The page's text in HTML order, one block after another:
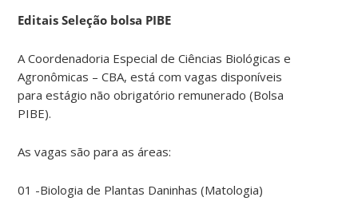
Editais Seleção bolsa PIBE
A Coordenadoria Especial de Ciências Biológicas e
Agronômicas – CBA, está com vagas disponíveis
para estágio não obrigatório remunerado (Bolsa
PIBE).
As vagas são para as áreas:
01 -Biologia de Plantas Daninhas (Matologia)